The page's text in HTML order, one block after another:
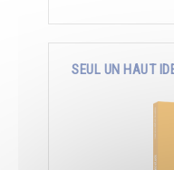
SEUL UN HAUT